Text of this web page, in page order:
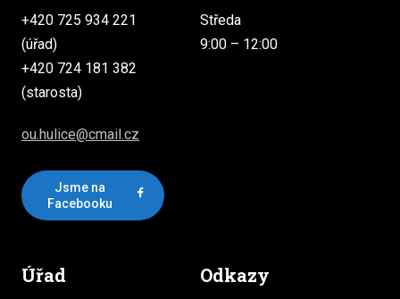
+420 725 934 221
(úřad)
+420 724 181 382
(starosta)
ou.hulice@cmail.cz
Jsme na
Facebooku
Středa
9:00 – 12:00
Úřad Odkazy